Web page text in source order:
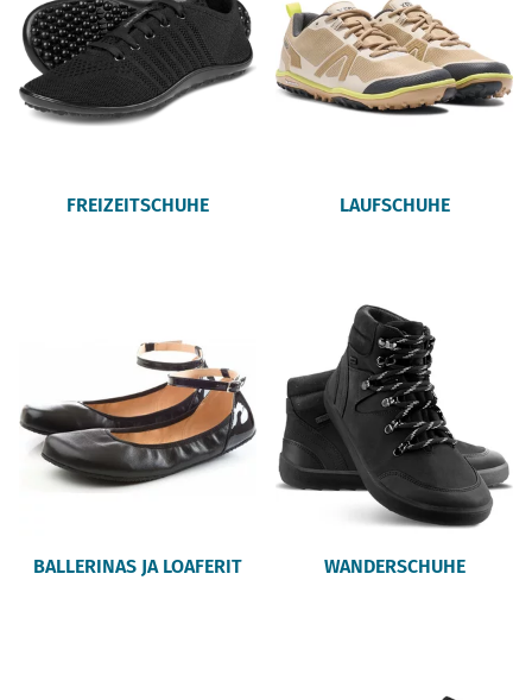
FREIZEITSCHUHE LAUFSCHUHE
BALLERINAS JA LOAFERIT WANDERSCHUHE